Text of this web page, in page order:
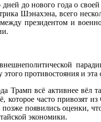
дней до нового года о
Шэнахэна, всего
президентом и
противостояния и эта
Трамп всё активнее
которое часто
позже появились
экономики.